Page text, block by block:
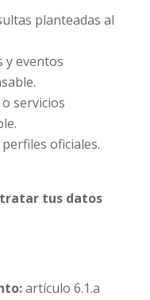
planteadas al
y eventos
servicios
oficiales.
tus datos
artículo 6.1.a